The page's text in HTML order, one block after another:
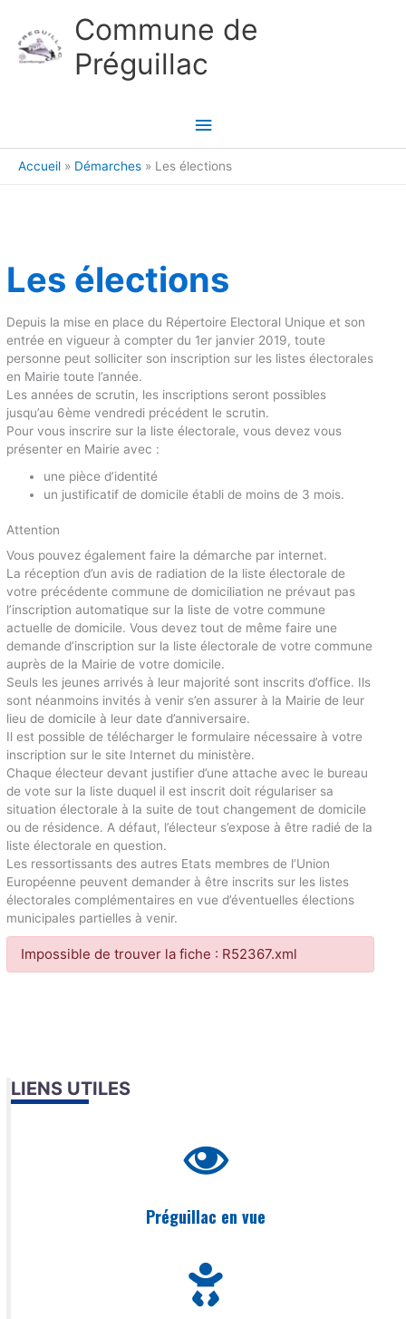
Commune de
Préguillac
Menu
principal
Accueil Démarches Les élections
Les élections
Depuis la mise en place du Répertoire Electoral Unique et son
entrée en vigueur à compter du 1er janvier 2019, toute
personne peut solliciter son inscription sur les listes électorales
en Mairie toute l’année.
Les années de scrutin, les inscriptions seront possibles
jusqu’au 6ème vendredi précédent le scrutin.
Pour vous inscrire sur la liste électorale, vous devez vous
présenter en Mairie avec :
une pièce d’identité
un justificatif de domicile établi de moins de 3 mois.
Attention
Vous pouvez également faire la démarche par internet.
La réception d’un avis de radiation de la liste électorale de
votre précédente commune de domiciliation ne prévaut pas
l’inscription automatique sur la liste de votre commune
actuelle de domicile. Vous devez tout de même faire une
demande d’inscription sur la liste électorale de votre commune
auprès de la Mairie de votre domicile.
Seuls les jeunes arrivés à leur majorité sont inscrits d’office. Ils
sont néanmoins invités à venir s’en assurer à la Mairie de leur
lieu de domicile à leur date d’anniversaire.
Il est possible de télécharger le formulaire nécessaire à votre
inscription sur le site Internet du ministère.
Chaque électeur devant justifier d’une attache avec le bureau
de vote sur la liste duquel il est inscrit doit régulariser sa
situation électorale à la suite de tout changement de domicile
ou de résidence. A défaut, l’électeur s’expose à être radié de la
liste électorale en question.
Les ressortissants des autres Etats membres de l’Union
Européenne peuvent demander à être inscrits sur les listes
électorales complémentaires en vue d’éventuelles élections
municipales partielles à venir.
Impossible de trouver la fiche : R52367.xml
LIENS UTILES
Préguillac en vue